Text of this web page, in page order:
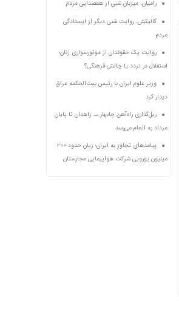
رامیان، میزبان شبی از همصدایی مردم
گالیکش، روایت شبی دیگر از ایستادگی
مردم
روایت یک حقوقدان از موتورسواری زنان؛
استقلال در تردد یا چالش فرهنگی؟
وزیر علوم ایران با رئیس بیت‌الحکمه عراق
دیدار کرد
ریل‌گذاری راه‌آهن چابهار ــ زاهدان تا پایان
مرداد به اتمام می‌رسد
پیامدهای تجاوز به ایران؛ زیان حدود ۲۰۰
میلیون یورویی شرکت هواپیمایی مجارستان